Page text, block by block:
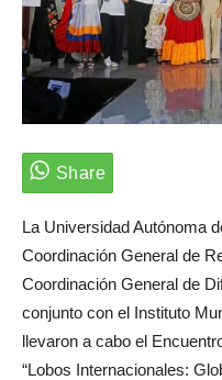
La Universidad Autónoma
Coordinación General de
Coordinación General de
conjunto con el Instituto
llevaron a cabo el
“Lobos Internacionales: